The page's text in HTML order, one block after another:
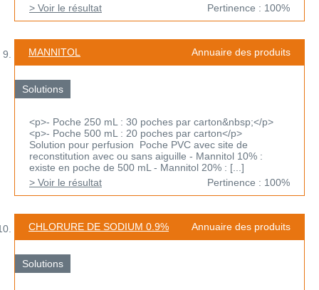
> Voir le résultat
Pertinence : 100%
MANNITOL Annuaire des produits
Solutions
<p>- Poche 250 mL : 30 poches par carton&nbsp;</p>
<p>- Poche 500 mL : 20 poches par carton</p>
Solution pour perfusion Poche PVC avec site de
reconstitution avec ou sans aiguille - Mannitol 10% :
existe en poche de 500 mL - Mannitol 20% : [...]
> Voir le résultat
Pertinence : 100%
CHLORURE DE SODIUM 0.9% Annuaire des produits
Solutions